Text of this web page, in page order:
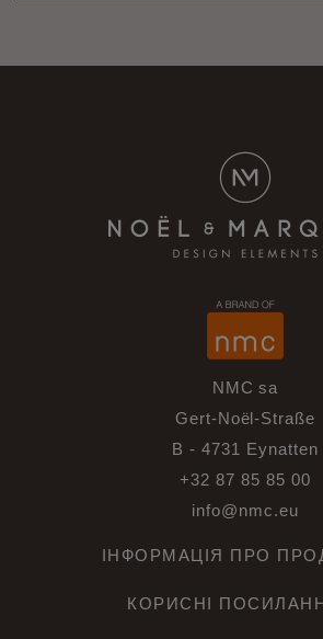
NMC sa
Gert-Noël-Straße
B - 4731 Eynatten
+32 87 85 85 00
info@nmc.eu
ІНФОРМАЦІЯ ПРО
КОРИСНІ